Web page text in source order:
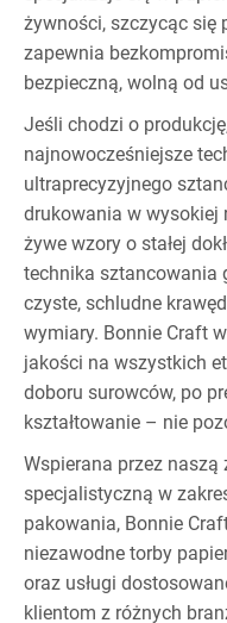
żywności, szczycąc się
zapewnia
bezpieczną, wolną od
Jeśli chodzi o
najnowocześniejsze
ultraprecyzyjnego
drukowania w wysokiej
żywe wzory o stałej
technika sztancowania
czyste, schludne
wymiary. Bonnie Craft
jakości na wszystkich
doboru surowców, po
kształtowanie – nie
Wspierana przez
specjalistyczną w
pakowania, Bonnie
niezawodne torby
oraz usługi
klientom z różnych